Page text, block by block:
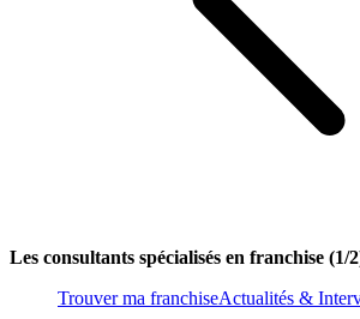
Les consultants spécialisés en franchise (1/
Trouver ma franchiseActualités &